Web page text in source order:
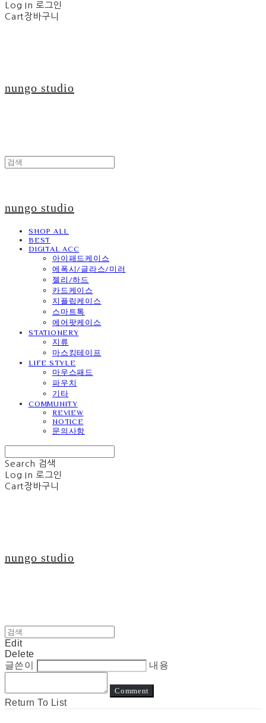
Log In 로그인
Cart장바구니
nungo studio
nungo studio
SHOP ALL
BEST
DIGITAL ACC
아이패드케이스
에폭시/글라스/미러
젤리/하드
카드케이스
지플립케이스
스마트톡
에어팟케이스
STATIONERY
지류
마스킹테이프
LIFE STYLE
마우스패드
파우치
기타
COMMUNITY
REVIEW
NOTICE
문의사항
Search 검색
Log In 로그인
Cart장바구니
nungo studio
Edit
Delete
글쓴이
내용
Comment
Return To List